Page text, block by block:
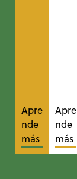
Apre
nde
más
Apre
nde
más